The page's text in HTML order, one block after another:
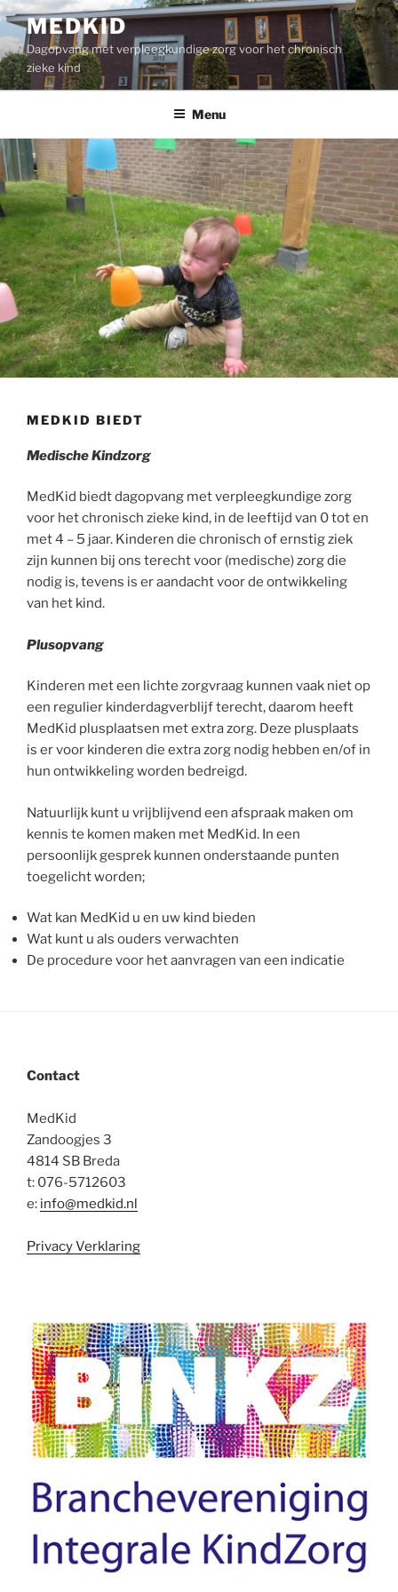
Ga
naar
de
inhoud
MEDKID
Dagopvang met verpleegkundige zorg voor het chronisch
zieke kind
Menu
MEDKID BIEDT
Medische Kindzorg
MedKid biedt dagopvang met verpleegkundige zorg
voor het chronisch zieke kind, in de leeftijd van 0 tot en
met 4 – 5 jaar. Kinderen die chronisch of ernstig ziek
zijn kunnen bij ons terecht voor (medische) zorg die
nodig is, tevens is er aandacht voor de ontwikkeling
van het kind.
Plusopvang
Kinderen met een lichte zorgvraag kunnen vaak niet op
een regulier kinderdagverblijf terecht, daarom heeft
MedKid plusplaatsen met extra zorg. Deze plusplaats
is er voor kinderen die extra zorg nodig hebben en/of in
hun ontwikkeling worden bedreigd.
Natuurlijk kunt u vrijblijvend een afspraak maken om
kennis te komen maken met MedKid. In een
persoonlijk gesprek kunnen onderstaande punten
toegelicht worden;
Wat kan MedKid u en uw kind bieden
Wat kunt u als ouders verwachten
De procedure voor het aanvragen van een indicatie
Contact
MedKid
Zandoogjes 3
4814 SB Breda
t: 076-5712603
e: info@medkid.nl
Privacy Verklaring